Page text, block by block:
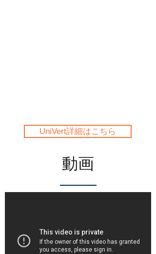
UniVert詳細はこちら
動画